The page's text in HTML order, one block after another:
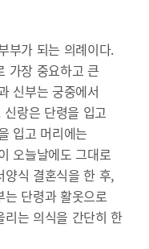
부가 되는 의례이다.
가장 중요하고 큰
신부는 궁중에서
랑은 단령을 입고
입고 머리에는
오늘날에도 그대로
양식 결혼식을 한 후,
단령과 활옷으로
리는 의식을 간단히 한